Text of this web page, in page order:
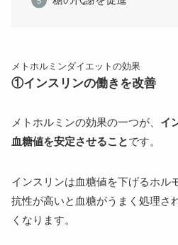
メトホルミンダイエットの効果
①インスリンの働きを改善
メトホルミンの効果の一つが、 イ
血糖値を安定させることです。
インスリンは血糖値を下げるホル
抗性が高いと血糖がうまく処理さ
くなります。